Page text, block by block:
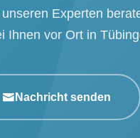
Experten
Ihnen vor Ort in
Nachricht senden